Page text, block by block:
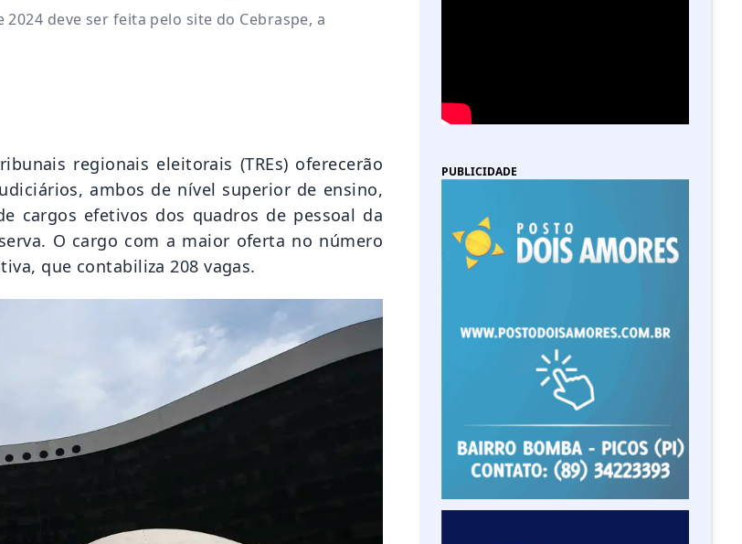
deve ser feita pelo site do Cebraspe, a
regionais eleitorais (TREs) oferecerão
ambos de nível superior de ensino,
cargos efetivos dos quadros de pessoal da
O cargo com a maior oferta no número
que contabiliza 208 vagas.
PUBLICIDADE